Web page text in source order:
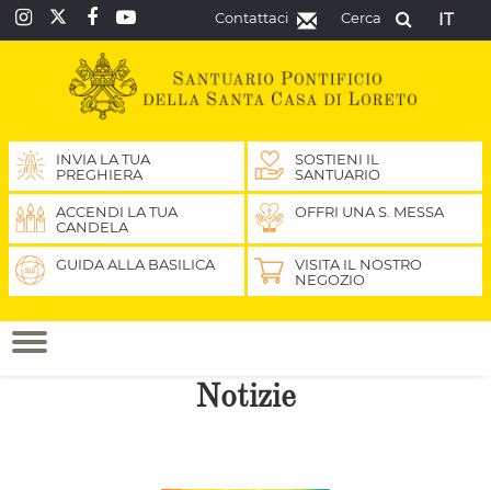
IT
Cerca
Contattaci
INVIA LA TUA
PREGHIERA
SOSTIENI IL
SANTUARIO
ACCENDI LA TUA
CANDELA
OFFRI UNA S. MESSA
GUIDA ALLA BASILICA
VISITA IL NOSTRO
NEGOZIO
Notizie